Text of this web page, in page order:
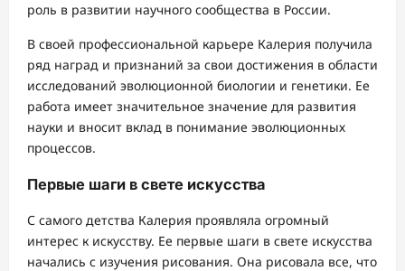
роль в развитии научного сообщества в России.
В своей профессиональной карьере Калерия получила
ряд наград и признаний за свои достижения в области
исследований эволюционной биологии и генетики. Ее
работа имеет значительное значение для развития
науки и вносит вклад в понимание эволюционных
процессов.
Первые шаги в свете искусства
С самого детства Калерия проявляла огромный
интерес к искусству. Ее первые шаги в свете искусства
начались с изучения рисования. Она рисовала все, что